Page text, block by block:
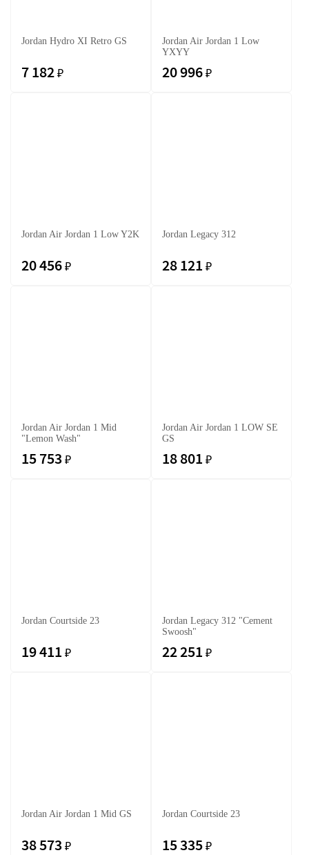
Jordan Hydro XI Retro GS
7 182 ₽
Jordan Air Jordan 1 Low
YXYY
20 996 ₽
Jordan Air Jordan 1 Low Y2K
20 456 ₽
Jordan Legacy 312
28 121 ₽
Jordan Air Jordan 1 Mid
"Lemon Wash"
15 753 ₽
Jordan Air Jordan 1 LOW SE
GS
18 801 ₽
Jordan Courtside 23
19 411 ₽
Jordan Legacy 312 "Cement
Swoosh"
22 251 ₽
Jordan Air Jordan 1 Mid GS
38 573 ₽
Jordan Courtside 23
15 335 ₽